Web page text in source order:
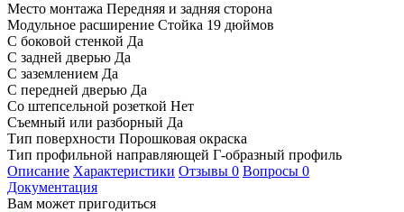
Место монтажа Передняя и задняя сторона
Модульное расширение Стойка 19 дюймов
С боковой стенкой Да
С задней дверью Да
С заземлением Да
С передней дверью Да
Со штепсельной розеткой Нет
Съемный или разборный Да
Тип поверхности Порошковая окраска
Тип профильной направляющей Г-образный профиль
Описание Характеристики Отзывы 0 Вопросы 0
Документация
Вам может пригодиться